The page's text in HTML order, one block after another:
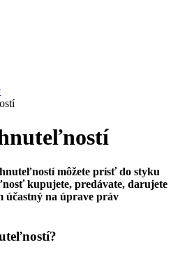
môžete prísť do styku
kupujete, predávate, darujete
účastný na úprave práv